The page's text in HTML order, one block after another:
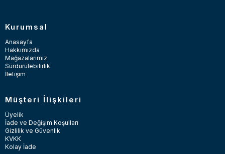
Kurumsal
Anasayfa
Hakkımızda
Mağazalarımız
Sürdürülebilirlik
İletişim
Müşteri İlişkileri
Üyelik
İade ve Değişim Koşulları
Gizlilik ve Güvenlik
KVKK
Kolay İade